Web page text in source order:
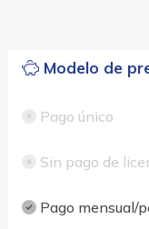
Modelo de
Pago único
Sin pago de
Pago mensual/